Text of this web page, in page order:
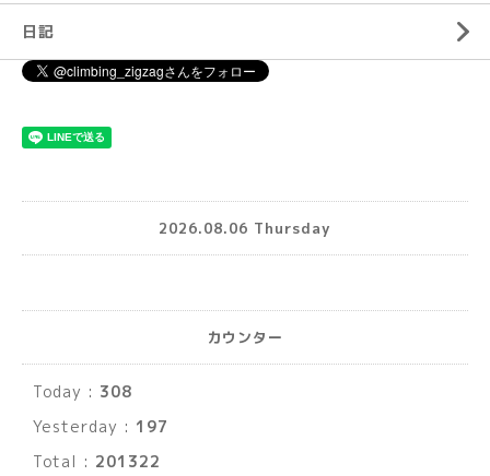
日記
2026.08.06 Thursday
カウンター
Today : 308
Yesterday : 197
Total : 201322